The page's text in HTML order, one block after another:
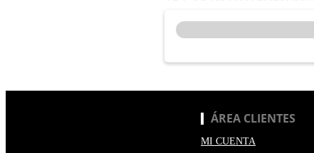
ÁREA CLIENTES
MI CUENTA